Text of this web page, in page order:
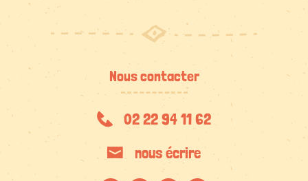
Nous contacter
02 22 94 11 62
nous écrire